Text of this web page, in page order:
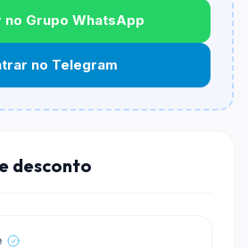
produto?
Depende de itens participantes
ou produtos especificos podem
no Grupo WhatsApp
no Telegram
desconto